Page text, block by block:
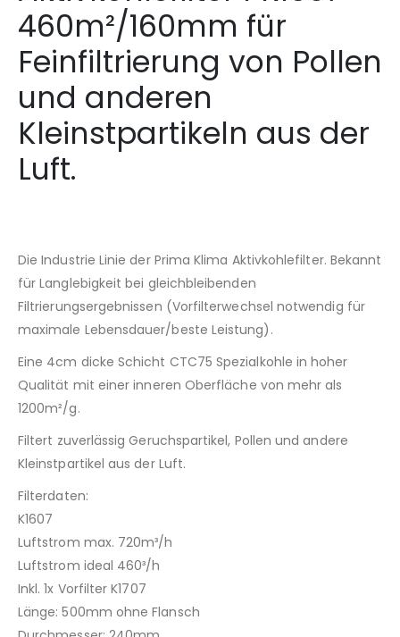
460m²/160mm für
Feinfiltrierung von Pollen
und anderen
Kleinstpartikeln aus der
Luft.
Die Industrie Linie der Prima Klima Aktivkohlefilter. Bekannt
für Langlebigkeit bei gleichbleibenden
Filtrierungsergebnissen (Vorfilterwechsel notwendig für
maximale Lebensdauer/beste Leistung).
Eine 4cm dicke Schicht CTC75 Spezialkohle in hoher
Qualität mit einer inneren Oberfläche von mehr als
1200m²/g.
Filtert zuverlässig Geruchspartikel, Pollen und andere
Kleinstpartikel aus der Luft.
Filterdaten:
K1607
Luftstrom max. 720m³/h
Luftstrom ideal 460³/h
Inkl. 1x Vorfilter K1707
Länge: 500mm ohne Flansch